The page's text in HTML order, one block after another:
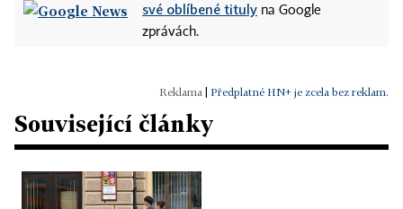
své oblíbené tituly na Google
zprávách.
Předplatné HN+ je zcela bez reklam.
Související články